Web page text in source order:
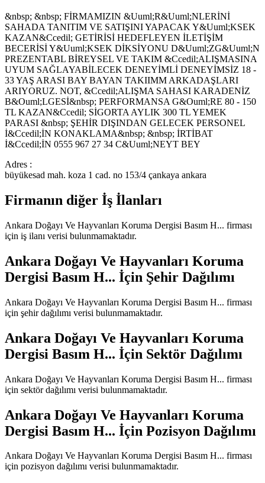
&nbsp; &nbsp; FİRMAMIZIN &Uuml;R&Uuml;NLERİNİ
SAHADA TANITIM VE SATIŞINI YAPACAK Y&Uuml;KSEK
KAZAN&Ccedil; GETİRİSİ HEDEFLEYEN İLETİŞİM
BECERİSİ Y&Uuml;KSEK DİKSİYONU D&Uuml;ZG&Uuml;N
PREZENTABL BİREYSEL VE TAKIM &Ccedil;ALIŞMASINA
UYUM SAĞLAYABİLECEK DENEYİMLİ DENEYİMSİZ 18 -
33 YAŞ ARASI BAY BAYAN TAKIIMM ARKADAŞLARI
ARIYORUZ. NOT, &Ccedil;ALIŞMA SAHASI KARADENİZ
B&Ouml;LGESİ&nbsp; PERFORMANSA G&Ouml;RE 80 - 150
TL KAZAN&Ccedil; SİGORTA AYLIK 300 TL YEMEK
PARASI &nbsp; ŞEHİR DIŞINDAN GELECEK PERSONEL
İ&Ccedil;İN KONAKLAMA&nbsp; &nbsp; İRTİBAT
İ&Ccedil;İN 0555 967 27 34 C&Uuml;NEYT BEY
Adres :
büyükesad mah. koza 1 cad. no 153/4 çankaya ankara
Firmanın diğer İş İlanları
Ankara Doğayı Ve Hayvanları Koruma Dergisi Basım H... firması
için iş ilanı verisi bulunmamaktadır.
Ankara Doğayı Ve Hayvanları Koruma
Dergisi Basım H... İçin Şehir Dağılımı
Ankara Doğayı Ve Hayvanları Koruma Dergisi Basım H... firması
için şehir dağılımı verisi bulunmamaktadır.
Ankara Doğayı Ve Hayvanları Koruma
Dergisi Basım H... İçin Sektör Dağılımı
Ankara Doğayı Ve Hayvanları Koruma Dergisi Basım H... firması
için sektör dağılımı verisi bulunmamaktadır.
Ankara Doğayı Ve Hayvanları Koruma
Dergisi Basım H... İçin Pozisyon Dağılımı
Ankara Doğayı Ve Hayvanları Koruma Dergisi Basım H... firması
için pozisyon dağılımı verisi bulunmamaktadır.